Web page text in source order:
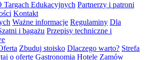
Targach Edukacyjnych Partnerzy i patroni
Kontakt
Ważne informacje Regulaminy Dla
i bagażu Przepisy techniczne i
Zbuduj stoisko Dlaczego warto? Strefa
o ofertę Gastronomia Hotele Zamów